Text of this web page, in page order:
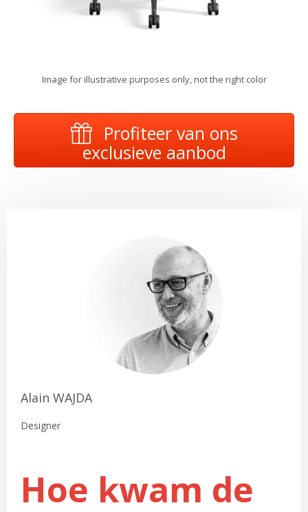
Image for illustrative purposes only, not the right color
Profiteer van ons
exclusieve aanbod
Hoe kwam de
Alain WAJDA
Designer